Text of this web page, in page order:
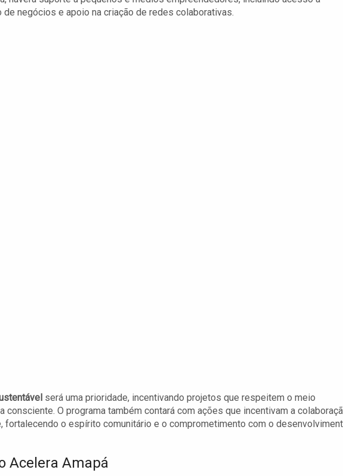
negócios e apoio na criação de redes colaborativas.
será uma prioridade, incentivando projetos que respeitem o meio
O programa também contará com ações que incentivam a
fortalecendo o espírito comunitário e o comprometimento com o
Acelera Amapá